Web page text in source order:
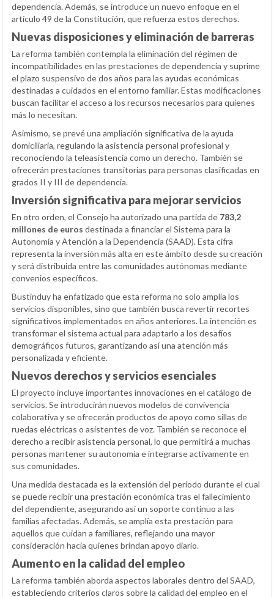
dependencia. Además, se introduce un nuevo enfoque en el
artículo 49 de la Constitución, que refuerza estos derechos.
Nuevas disposiciones y eliminación de barreras
La reforma también contempla la eliminación del régimen de
incompatibilidades en las prestaciones de dependencia y suprime
el plazo suspensivo de dos años para las ayudas económicas
destinadas a cuidados en el entorno familiar. Estas modificaciones
buscan facilitar el acceso a los recursos necesarios para quienes
más lo necesitan.
Asimismo, se prevé una ampliación significativa de la ayuda
domiciliaria, regulando la asistencia personal profesional y
reconociendo la teleasistencia como un derecho. También se
ofrecerán prestaciones transitorias para personas clasificadas en
grados II y III de dependencia.
Inversión significativa para mejorar servicios
En otro orden, el Consejo ha autorizado una partida de 783,2
millones de euros destinada a financiar el Sistema para la
Autonomía y Atención a la Dependencia (SAAD). Esta cifra
representa la inversión más alta en este ámbito desde su creación
y será distribuida entre las comunidades autónomas mediante
convenios específicos.
Bustinduy ha enfatizado que esta reforma no solo amplía los
servicios disponibles, sino que también busca revertir recortes
significativos implementados en años anteriores. La intención es
transformar el sistema actual para adaptarlo a los desafíos
demográficos futuros, garantizando así una atención más
personalizada y eficiente.
Nuevos derechos y servicios esenciales
El proyecto incluye importantes innovaciones en el catálogo de
servicios. Se introducirán nuevos modelos de convivencia
colaborativa y se ofrecerán productos de apoyo como sillas de
ruedas eléctricas o asistentes de voz. También se reconoce el
derecho a recibir asistencia personal, lo que permitirá a muchas
personas mantener su autonomía e integrarse activamente en
sus comunidades.
Una medida destacada es la extensión del período durante el cual
se puede recibir una prestación económica tras el fallecimiento
del dependiente, asegurando así un soporte continuo a las
familias afectadas. Además, se amplía esta prestación para
aquellos que cuidan a familiares, reflejando una mayor
consideración hacia quienes brindan apoyo diario.
Aumento en la calidad del empleo
La reforma también aborda aspectos laborales dentro del SAAD,
estableciendo criterios claros sobre la calidad del empleo en el